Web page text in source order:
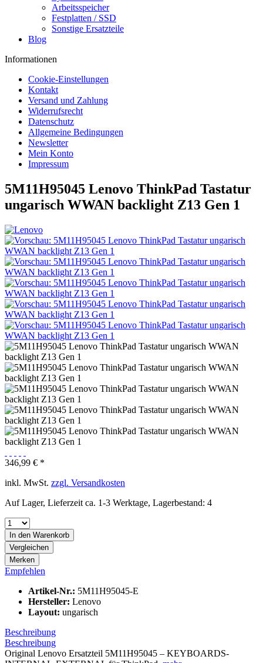
Arbeitsspeicher
Festplatten / SSD
Sonstige Ersatzteile
Blog
Informationen
Cookie-Einstellungen
Kontakt
Versand und Zahlung
Widerrufsrecht
Datenschutz
Allgemeine Bedingungen
Newsletter
Mein Konto
Impressum
5M11H95045 Lenovo ThinkPad Tastatur
ungarisch WWAN backlight Z13 Gen 1
346,99 € *
inkl. MwSt. zzgl. Versandkosten
Auf Lager, Lieferzeit ca. 1-3 Werktage, Lagerbestand: 4
In den Warenkorb
Vergleichen
Merken
Empfehlen
Artikel-Nr.: 5M11H95045-E
Hersteller: Lenovo
Layout: ungarisch
Beschreibung
Beschreibung
Original Lenovo Ersatzteil 5M11H95045 – KEYBOARDS-